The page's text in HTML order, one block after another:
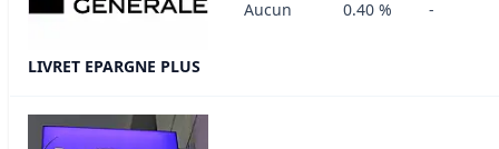
LIVRET EPARGNE PLUS
Aucun 0.40 % -